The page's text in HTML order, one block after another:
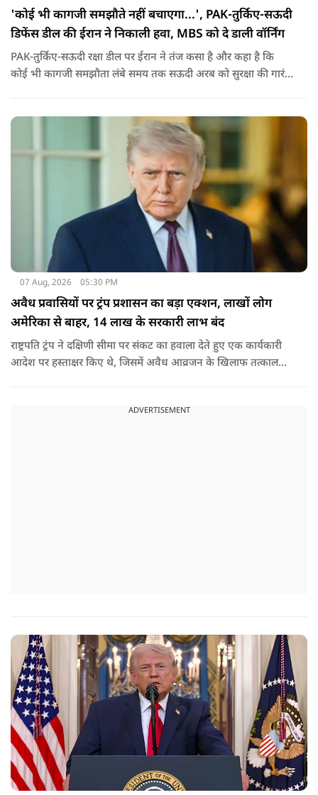
'कोई भी कागजी समझौते नहीं बचाएगा...', PAK-तुर्किए-सऊदी
डिफेंस डील की ईरान ने निकाली हवा, MBS को दे डाली वॉर्निंग
PAK-तुर्किए-सऊदी रक्षा डील पर ईरान ने तंज कसा है और कहा है कि
कोई भी कागजी समझौता लंबे समय तक सऊदी अरब को सुरक्षा की गारंटी
07 Aug, 2026 05:30 PM
अवैध प्रवासियों पर ट्रंप प्रशासन का बड़ा एक्शन, लाखों लोग
अमेरिका से बाहर, 14 लाख के सरकारी लाभ बंद
राष्ट्रपति ट्रंप ने दक्षिणी सीमा पर संकट का हवाला देते हुए एक कार्यकारी
आदेश पर हस्ताक्षर किए थे, जिसमें अवैध आव्रजन के खिलाफ तत्काल
ADVERTISEMENT